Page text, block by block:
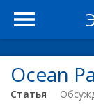
Ocean
Статья